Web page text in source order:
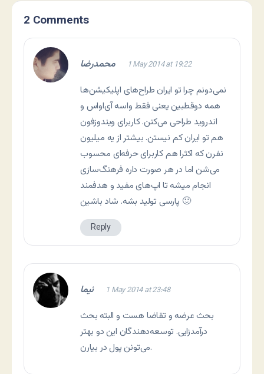
2 Comments
محمدرضا 1 May 2014 at 19:22
نمی‌دونم چرا تو ایران طراح‌های اپلیکیشن‌ها
همه دوقطبین یعنی فقط واسه آی‌اواس و
اندروید طراحی می‌کنن. کاربرای ویندوزفون
هم تو ایران کم نیستن. بیشتر از یه میلیون
نفرن که اکثرا هم کاربرای حرفه‌ای محسوب
می‌شن اما در هر صورت داره فرهنگ‌سازی
انجام میشه تا اپ‌های مفید و هدفمند
پارسی تولید بشه. شاد باشین 🙂
Reply
نیما 1 May 2014 at 23:48
بحث عرضه و تقاضا هست و البته بحث
درآمدزایی. توسعه‌دهندگان این دو بهتر
می‌تونن پول در بیارن.